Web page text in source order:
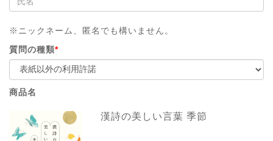
※ニックネーム、匿名でも構いません。
質問の種類*
商品名
漢詩の美しい言葉 季節